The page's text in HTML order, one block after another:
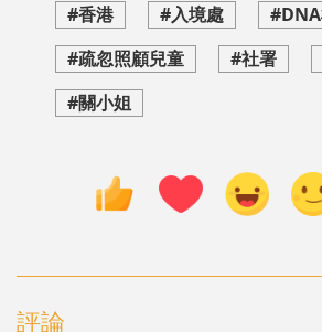
#香港 #入境處
#疏忽照顧兒童
#社署
#關小姐
評論